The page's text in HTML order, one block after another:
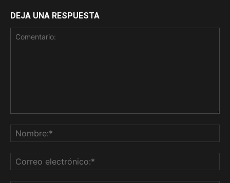
DEJA UNA RESPUESTA